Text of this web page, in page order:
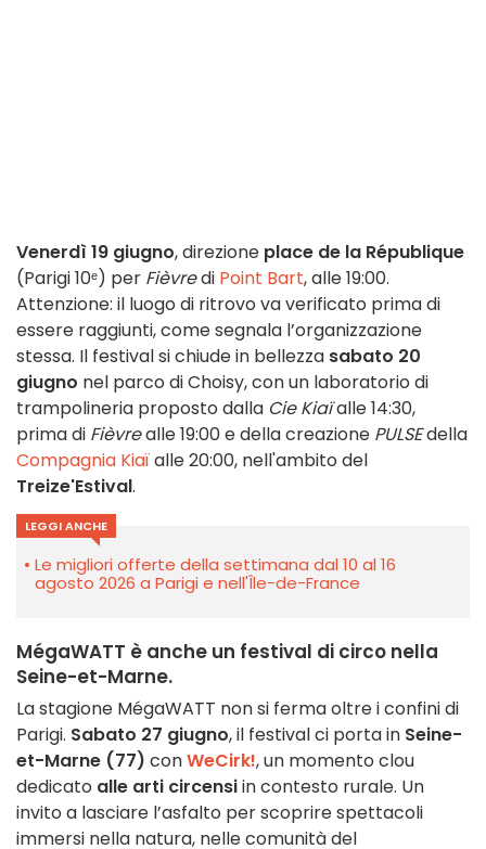
Venerdì 19 giugno, direzione place de la République
(Parigi 10ᵉ) per Fièvredi Point Bart, alle 19:00.
Attenzione: il luogo di ritrovo va verificato prima di
essere raggiunti, come segnala l’organizzazione
stessa. Il festival si chiude in bellezza sabato 20
giugno nel parco di Choisy, con un laboratorio di
trampolineria proposto dalla Cie Kiaïalle 14:30,
prima di Fièvrealle 19:00 e della creazione PULSEdella
Compagnia Kiaïalle 20:00, nell'ambito del
Treize'Estival.
LEGGI ANCHE
Le migliori offerte della settimana dal 10 al 16
agosto 2026 a Parigi e nell'Île-de-France
MégaWATT è anche un festival di circo nella
Seine-et-Marne.
La stagione MégaWATT non si ferma oltre i confini di
Parigi. Sabato 27 giugno, il festival ci porta in Seine-
et-Marne (77) conWeCirk!, un momento clou
dedicato alle arti circensiin contesto rurale. Un
invito a lasciare l’asfalto per scoprire spettacoli
immersi nella natura, nelle comunità del